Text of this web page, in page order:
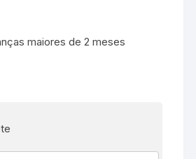
maiores de 2 meses